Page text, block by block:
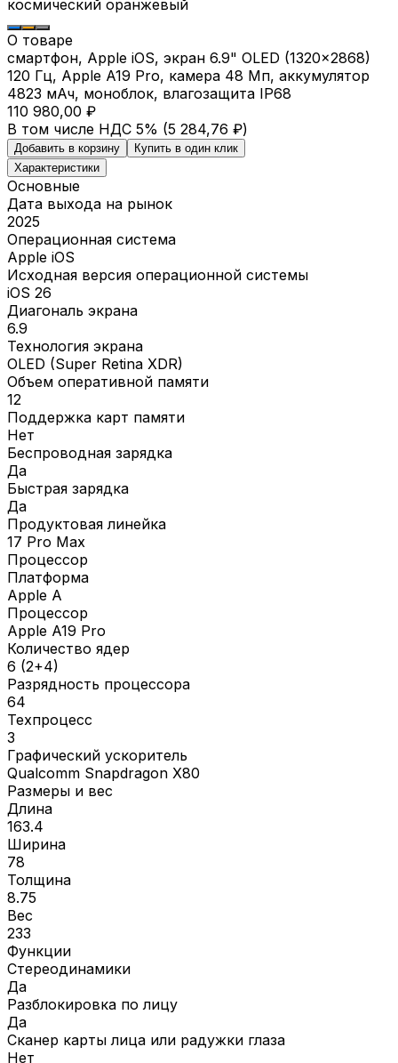
космический оранжевый
О товаре
смартфон, Apple iOS, экран 6.9" OLED (1320x2868)
120 Гц, Apple A19 Pro, камера 48 Мп, аккумулятор
4823 мАч, моноблок, влагозащита IP68
110 980,00 ₽
В том числе НДС 5% (5 284,76 ₽)
Добавить в корзину
Купить в один клик
Характеристики
Основные
Дата выхода на рынок
2025
Операционная система
Apple iOS
Исходная версия операционной системы
iOS 26
Диагональ экрана
6.9
Технология экрана
OLED (Super Retina XDR)
Объем оперативной памяти
12
Поддержка карт памяти
Нет
Беспроводная зарядка
Да
Быстрая зарядка
Да
Продуктовая линейка
17 Pro Max
Процессор
Платформа
Apple A
Процессор
Apple A19 Pro
Количество ядер
6 (2+4)
Разрядность процессора
64
Техпроцесс
3
Графический ускоритель
Qualcomm Snapdragon X80
Размеры и вес
Длина
163.4
Ширина
78
Толщина
8.75
Вес
233
Функции
Стереодинамики
Да
Разблокировка по лицу
Да
Сканер карты лица или радужки глаза
Нет